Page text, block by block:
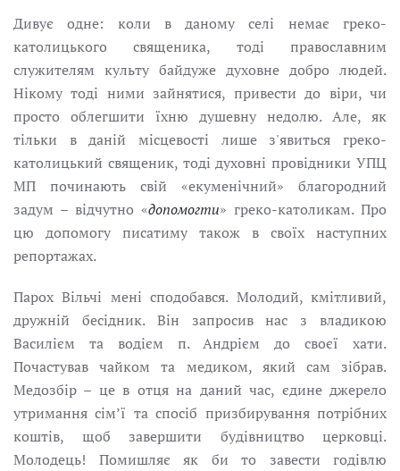
Дивує одне: коли в даному селі немає греко-
католицького священика, тоді православним
служителям культу байдуже духовне добро людей.
Нікому тоді ними зайнятися, привести до віри, чи
просто облегшити їхню душевну недолю. Але, як
тільки в даній місцевості лише з'явиться греко-
католицький священик, тоді духовні провідники УПЦ
МП починають свій «екуменічний» благородний
задум – відчутно «допомогти» греко-католикам. Про
цю допомогу писатиму також в своїх наступних
репортажах.
Парох Вільчі мені сподобався. Молодий, кмітливий,
дружній бесідник. Він запросив нас з владикою
Василієм та водієм п. Андрієм до своєї хати.
Почастував чайком та медиком, який сам зібрав.
Медозбір – це в отця на даний час, єдине джерело
утримання сім’ї та спосіб призбирування потрібних
коштів, щоб завершити будівництво церковці.
Молодець! Помишляє як би то завести годівлю